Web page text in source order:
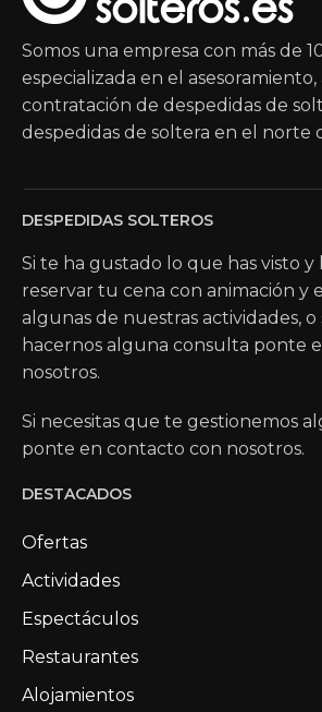
Somos una empresa con más de
especializada en el
contratación de despedidas de
despedidas de soltera en el norte
DESPEDIDAS SOLTEROS
Si te ha gustado lo que has visto y
reservar tu cena con animación y
algunas de nuestras actividades, o
hacernos alguna consulta ponte
nosotros.
Si necesitas que te gestionemos
ponte en contacto con nosotros.
DESTACADOS
Ofertas
Actividades
Espectáculos
Restaurantes
Alojamientos